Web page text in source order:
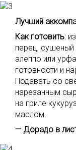
Лучший
Как готовить:
перец, сушеный
алеппо или
готовности и
Подавать со
нарезанным
на гриле
маслом.
— Дорадо в